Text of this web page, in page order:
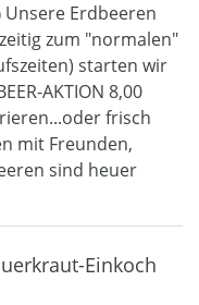
Unsere Erdbeeren
zum "normalen"
starten wir
AKTION 8,00
frisch
mit Freunden,
sind heuer
Einkoch